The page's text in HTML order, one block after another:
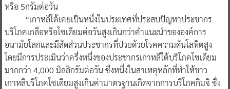
หรือ 5กรัมต่อวัน
“เกาหลีใต้เคยเป็นหนึ่งในประเทศที่ประสบปัญหาประชากร
บริโภคเกลือหรือโซเดียมต่อวันสูงเกินกว่าคำแนะนำขององค์การ
อนามัยโลกและมีสัดส่วนประชากรที่ป่วยด้วยโรคความดันโลหิตสูง
โดยมีการประเมินว่าครึ่งหนึ่งของประชากรเกาหลีใต้บริโภคโซเดียม
มากกว่า 4,000 มิลลิกรัมต่อวัน ซึ่งหนึ่งในสาเหตุหลักที่ทำให้ชาว
เกาหลีบริโภคโซเดียมสูงเกินค่ามาตรฐานเกิดจากการบริโภคกิมจิ ซึ่ง